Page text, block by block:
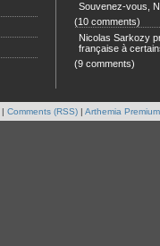
Souvenez-vous,
(10 comments)
Nicolas Sarkozy
française à
(9 comments)
| Comments (RSS) | Arthemia Premium